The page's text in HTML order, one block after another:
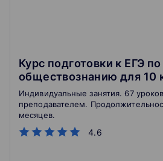
Курс подготовки к ЕГЭ по
обществознанию для 10
4.6
Индивидуальные занятия. 67
преподавателем.
месяцев.